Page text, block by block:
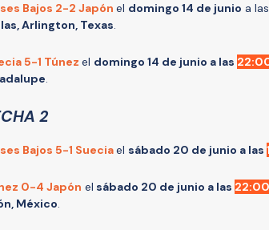
Bajos 2-2 Japón el domingo 14 de junio a las
Arlington, Texas.
5-1 Túnez el domingo 14 de junio a las
.
2
Bajos 5-1 Sueciael sábado 20 de junio a las
0-4 Japón el sábado 20 de junio a las
México.